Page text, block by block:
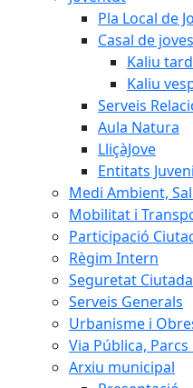
Pla Local de
Casal de
Kaliu
Kaliu
Serveis
Aula Natura
LliçàJove
Entitats
Medi Ambient,
Mobilitat i
Participació
Règim Intern
Seguretat
Serveis Generals
Urbanisme i
Via Pública, Parcs
Arxiu municipal